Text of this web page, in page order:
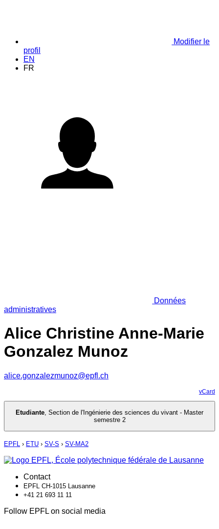
Modifier le
profil
EN
FR
Données
administratives
Alice Christine Anne-Marie
Gonzalez Munoz
alice.gonzalezmunoz@epfl.ch
vCard
Etudiante, Section de l'Ingénierie des sciences du vivant - Master
semestre 2
EPFL › ETU › SV-S › SV-MA2
Contact
EPFL CH-1015 Lausanne
+41 21 693 11 11
Follow EPFL on social media